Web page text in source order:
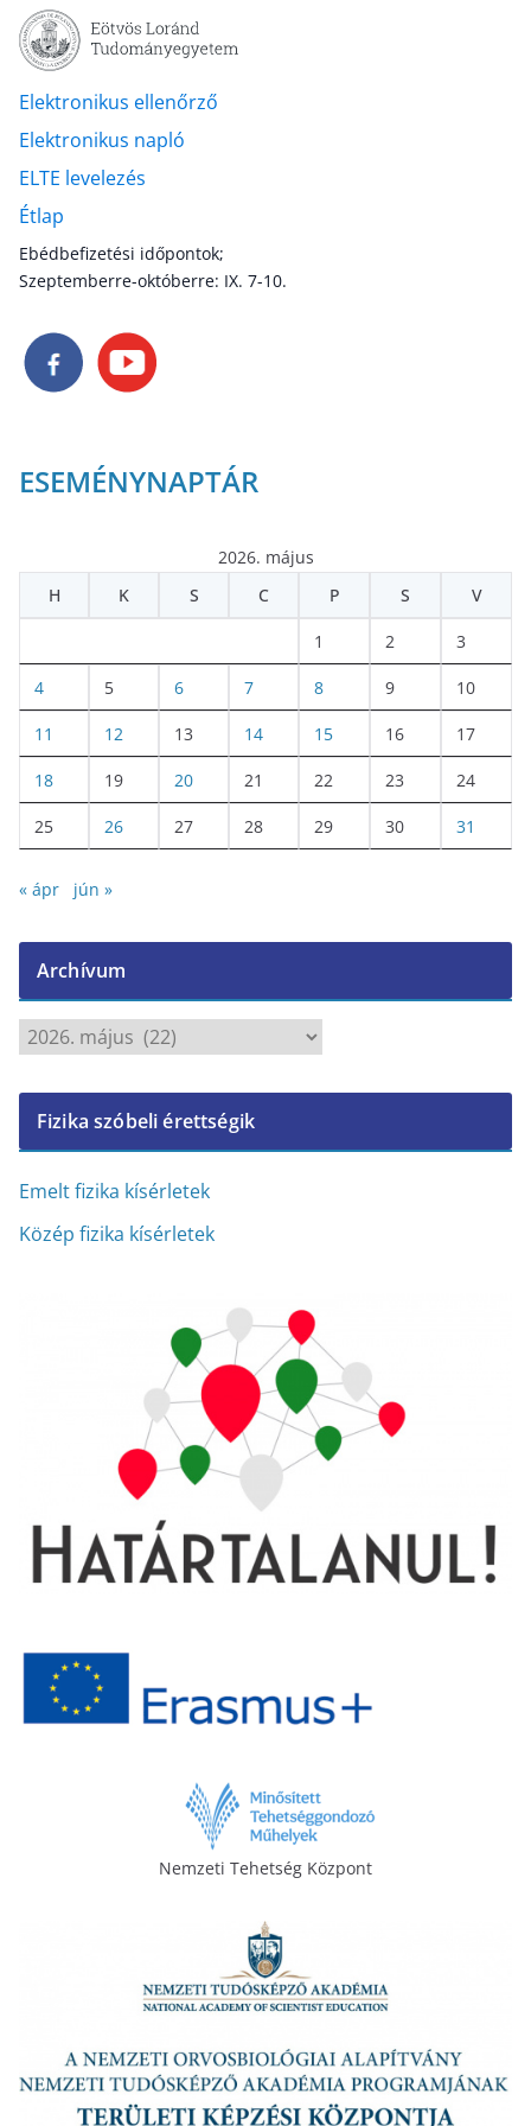
Elektronikus ellenőrző
Elektronikus napló
ELTE levelezés
Étlap
Ebédbefizetési időpontok;
Szeptemberre-októberre: IX. 7-10.
ESEMÉNYNAPTÁR
2026. május
H
K S C P S V
1 2 3
4 5 6 7 8 9 10
11 12 13 14 15 16 17
18 19 20 21 22 23 24
25 26 27 28 29 30 31
« ápr jún »
Archívum
r
c
í
v
m
Fizika szóbeli érettségik
Emelt fizika kísérletek
Közép fizika kísérletek
Nemzeti Tehetség Központ